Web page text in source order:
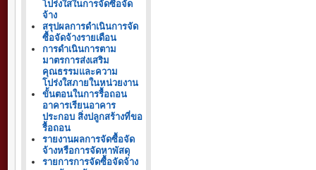
โปร่งใสในการจัดซื้อจัด
จ้าง
สรุปผลการดำเนินการจัด
ซื้อจัดจ้างรายเดือน
การดำเนินการตาม
มาตรการส่งเสริม
คุณธรรมและความ
โปร่งใสภายในหน่วยงาน
ขั้นตอนในการรื้อถอน
อาคารเรียนอาคาร
ประกอบ สิ่งปลูกสร้างที่ขอ
รื้อถอน
รายงานผลการจัดซื้อจัด
จ้างหรือการจัดหาพัสดุ
รายการการจัดซื้อจัดจ้าง